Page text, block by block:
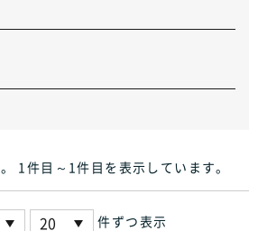
。 1件目～1件目 を表示しています。
件ずつ表示